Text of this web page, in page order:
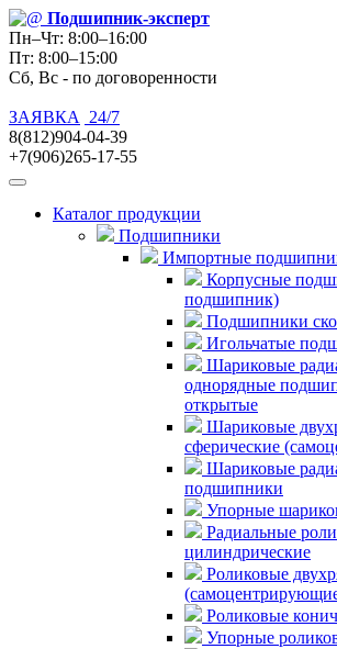
Подшипник-эксперт
Пн–Чт: 8:00–16:00
Пт: 8:00–15:00
Сб, Вс - по договоренности
ЗАЯВКА
24/7
8(812)904-04-39
+7(906)265-17-55
Каталог продукции
Подшипники
Импортные
Корпусные
подшипник)
Подшипники
Игольчатые
Шариковые
однорядные
открытые
Шариковые
сферические
Шариковые
подшипники
Упорные
Радиальные
цилиндрические
Роликовые
Роликовые
Упорные